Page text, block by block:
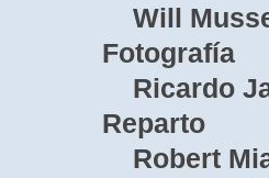
Will
Fotografía
Ricardo
Reparto
Robert